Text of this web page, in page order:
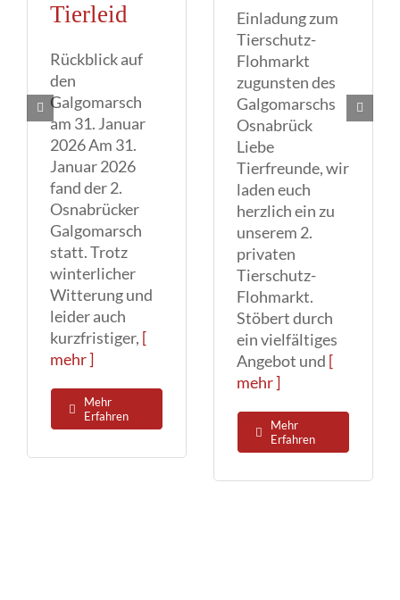
Tierleid
Rückblick auf
den
Galgomarsch
am 31. Januar
2026 Am 31.
Januar 2026
fand der 2.
Osnabrücker
Galgomarsch
statt. Trotz
winterlicher
Witterung und
leider auch
kurzfristiger, [
mehr ]
Mehr
Erfahren
Einladung zum
Tierschutz-
Flohmarkt
zugunsten des
Galgomarschs
Osnabrück
Liebe
Tierfreunde, wir
laden euch
herzlich ein zu
unserem 2.
privaten
Tierschutz-
Flohmarkt.
Stöbert durch
ein vielfältiges
Angebot und [
mehr ]
Mehr
Erfahren